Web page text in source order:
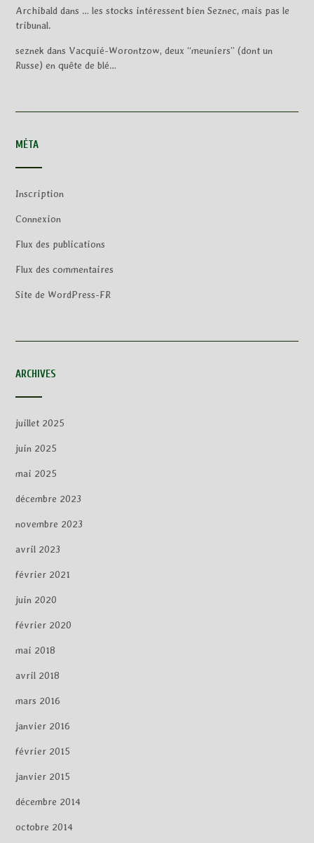
Archibald dans … les stocks intéressent bien Seznec, mais pas le
tribunal.
seznek dans Vacquié-Worontzow, deux “meuniers” (dont un
Russe) en quête de blé…
MÉTA
Inscription
Connexion
Flux des publications
Flux des commentaires
Site de WordPress-FR
ARCHIVES
juillet 2025
juin 2025
mai 2025
décembre 2023
novembre 2023
avril 2023
février 2021
juin 2020
février 2020
mai 2018
avril 2018
mars 2016
janvier 2016
février 2015
janvier 2015
décembre 2014
octobre 2014